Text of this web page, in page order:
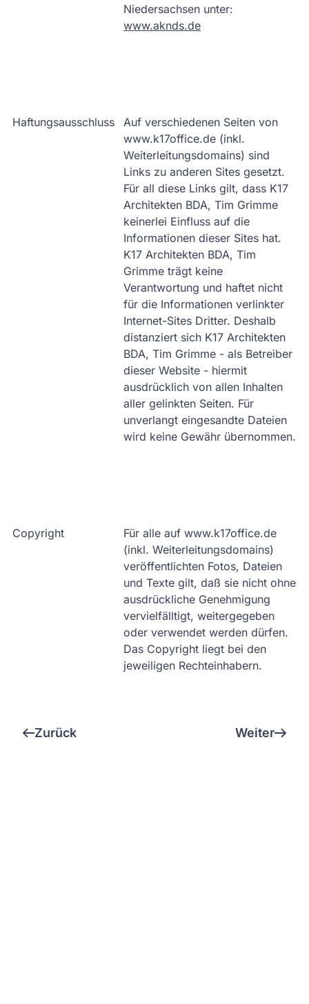
Niedersachsen unter:
www.aknds.de
Haftungsausschluss
Auf verschiedenen Seiten von
www.k17office.de (inkl.
Weiterleitungsdomains) sind
Links zu anderen Sites gesetzt.
Für all diese Links gilt, dass K17
Architekten BDA, Tim Grimme
keinerlei Einfluss auf die
Informationen dieser Sites hat.
K17 Architekten BDA, Tim
Grimme trägt keine
Verantwortung und haftet nicht
für die Informationen verlinkter
Internet-Sites Dritter. Deshalb
distanziert sich K17 Architekten
BDA, Tim Grimme - als Betreiber
dieser Website - hiermit
ausdrücklich von allen Inhalten
aller gelinkten Seiten. Für
unverlangt eingesandte Dateien
wird keine Gewähr übernommen.
Copyright
Für alle auf www.k17office.de
(inkl. Weiterleitungsdomains)
veröffentlichten Fotos, Dateien
und Texte gilt, daß sie nicht ohne
ausdrückliche Genehmigung
vervielfälltigt, weitergegeben
oder verwendet werden dürfen.
Das Copyright liegt bei den
jeweiligen Rechteinhabern.
Zurück Weiter